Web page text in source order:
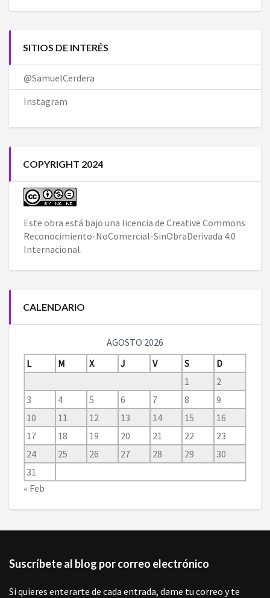
SITIOS DE INTERÉS
@SamuelCerdera
Instagram
COPYRIGHT 2024
Este obra está bajo una licencia de Creative Commons
Reconocimiento-NoComercial-SinObraDerivada 4.0
Internacional.
CALENDARIO
AGOSTO 2026
L
M X J V S
D
1
2
3
4 5 6 7 8
9
10
11 12 13 14 15
16
17
18 19 20 21 22
23
24
25 26 27 28 29
30
31
« Feb
Suscríbete al blog por correo electrónico
Si quieres enterarte de cada entrada, dame tu correo y te